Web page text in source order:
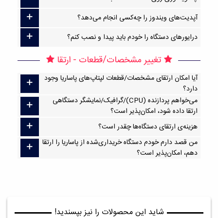
آپدیت‌های ویندوز را چه‌کسی انجام می‌دهد؟
درایورهای دستگاه را خودم باید پیدا و نصب کنم؟
تغییر مشخصات/قطعات - ارتقا
آیا امکان ارتقا‌ی مشخصات/قطعات لپتاپ‌های پاساریا وجود
دارد؟
می‌خواهم پردازنده (CPU)/گرافیک/نمایشگر دستگاهی
ارتقا داده شود، امکان‌پذیر است؟
هزینه‌ی ارتقای دستگاه‌ها چقدر است؟
من قصد دارم خودم دستگاه خریداری‌شده از پاساریا را ارتقا
دهم، امکان‌پذیر است؟
شاید این محصولات را نیز بپسندید!